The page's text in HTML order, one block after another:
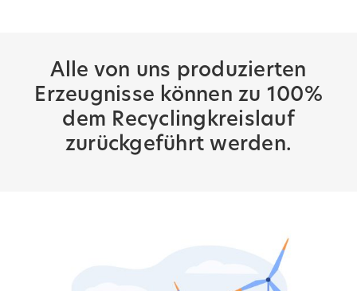
Alle von uns produzierten
Erzeugnisse können zu 100%
dem Recyclingkreislauf
zurückgeführt werden.